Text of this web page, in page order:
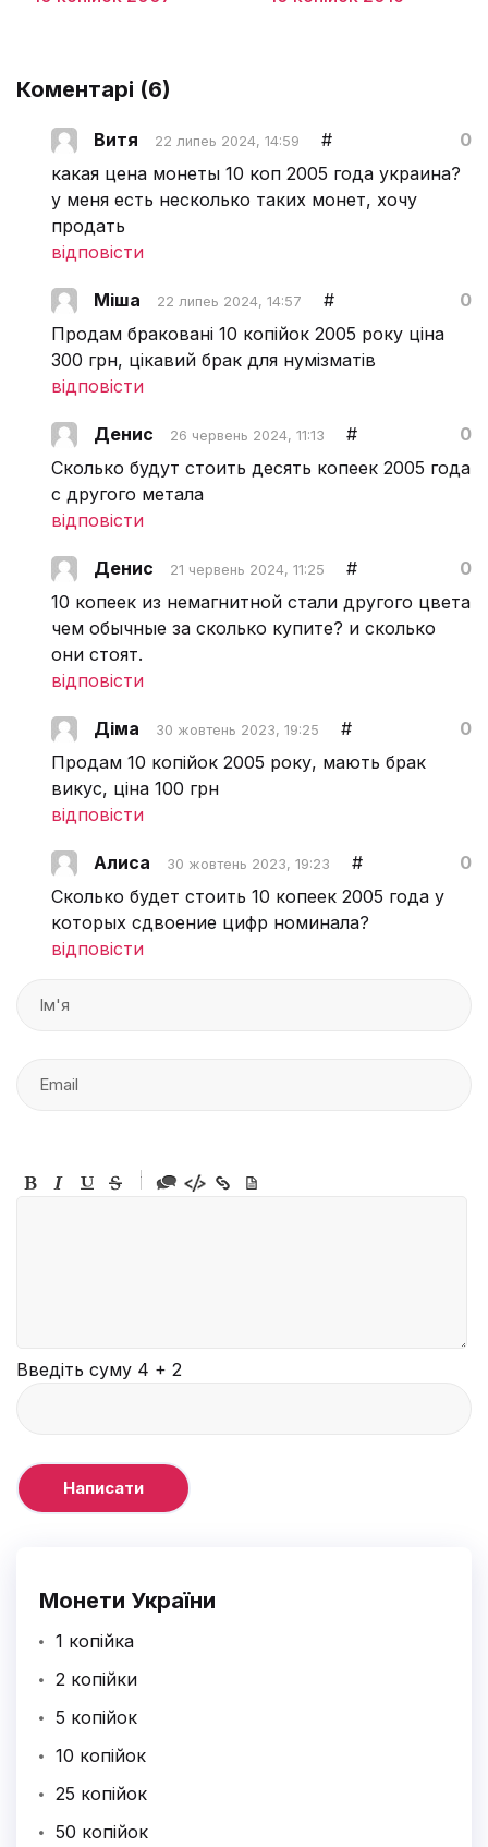
Коментарі (6)
Витя 22 липеь 2024, 14:59 #
0
какая цена монеты 10 коп 2005 года украина?
у меня есть несколько таких монет, хочу
продать
відповісти
Міша 22 липеь 2024, 14:57 #
0
Продам браковані 10 копійок 2005 року ціна
300 грн, цікавий брак для нумізматів
відповісти
Денис 26 червень 2024, 11:13 #
0
Сколько будут стоить десять копеек 2005 года
с другого метала
відповісти
Денис 21 червень 2024, 11:25 #
0
10 копеек из немагнитной стали другого цвета
чем обычные за сколько купите? и сколько
они стоят.
відповісти
Діма 30 жовтень 2023, 19:25 #
0
Продам 10 копійок 2005 року, мають брак
викус, ціна 100 грн
відповісти
Алиса 30 жовтень 2023, 19:23 #
0
Сколько будет стоить 10 копеек 2005 года у
которых сдвоение цифр номинала?
відповісти
-
-
Введіть суму 4 + 2
Монети України
1 копійка
2 копійки
5 копійок
10 копійок
25 копійок
50 копійок